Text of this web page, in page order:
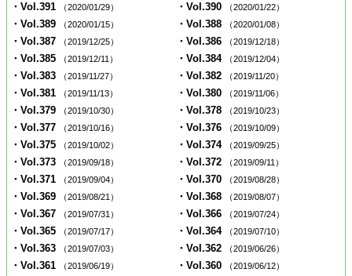
・Vol.391 （2020/01/29） ・Vol.390 （2020/01/22）
・Vol.389 （2020/01/15） ・Vol.388 （2020/01/08）
・Vol.387 （2019/12/25） ・Vol.386 （2019/12/18）
・Vol.385 （2019/12/11） ・Vol.384 （2019/12/04）
・Vol.383 （2019/11/27） ・Vol.382 （2019/11/20）
・Vol.381 （2019/11/13） ・Vol.380 （2019/11/06）
・Vol.379 （2019/10/30） ・Vol.378 （2019/10/23）
・Vol.377 （2019/10/16） ・Vol.376 （2019/10/09）
・Vol.375 （2019/10/02） ・Vol.374 （2019/09/25）
・Vol.373 （2019/09/18） ・Vol.372 （2019/09/11）
・Vol.371 （2019/09/04） ・Vol.370 （2019/08/28）
・Vol.369 （2019/08/21） ・Vol.368 （2019/08/07）
・Vol.367 （2019/07/31） ・Vol.366 （2019/07/24）
・Vol.365 （2019/07/17） ・Vol.364 （2019/07/10）
・Vol.363 （2019/07/03） ・Vol.362 （2019/06/26）
・Vol.361 （2019/06/19） ・Vol.360 （2019/06/12）